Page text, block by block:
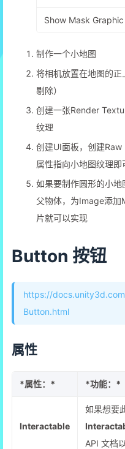
Show Mask Graphic
制作一个小地图
将相机放置在地图的
剔除）
创建一张Render
纹理
创建UI面板，创建
属性指向小地图纹理即
如果要制作圆形的小
父物体，为Image添
片就可以实现
Button 按钮
https://
Button.html
属性
*属性：* *功能：*
Interactable
如果想要
API 文档